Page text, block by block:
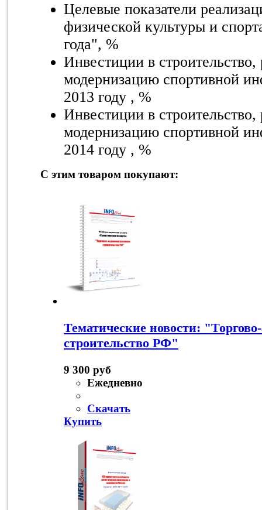
Целевые показатели
физической культуры и
года", %
Инвестиции в
модернизацию спортивной
2013 году , %
Инвестиции в
модернизацию спортивной
2014 году , %
С этим товаром покупают:
Тематические новости:
строительство РФ"
9 300 руб
Ежедневно
Скачать
Купить